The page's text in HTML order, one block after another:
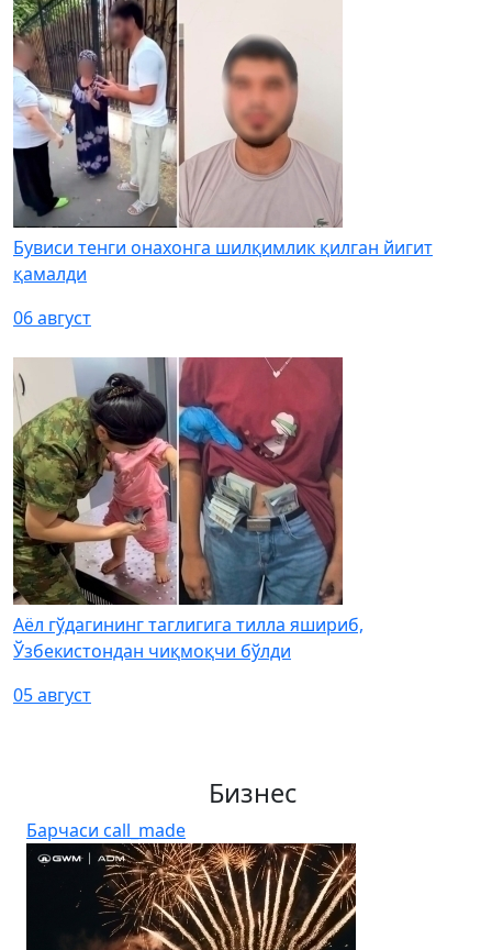
Бувиси тенги онахонга шилқимлик қилган йигит
қамалди
06 август
Аёл гўдагининг таглигига тилла яшириб,
Ўзбекистондан чиқмоқчи бўлди
05 август
Бизнес
Барчаси call_made